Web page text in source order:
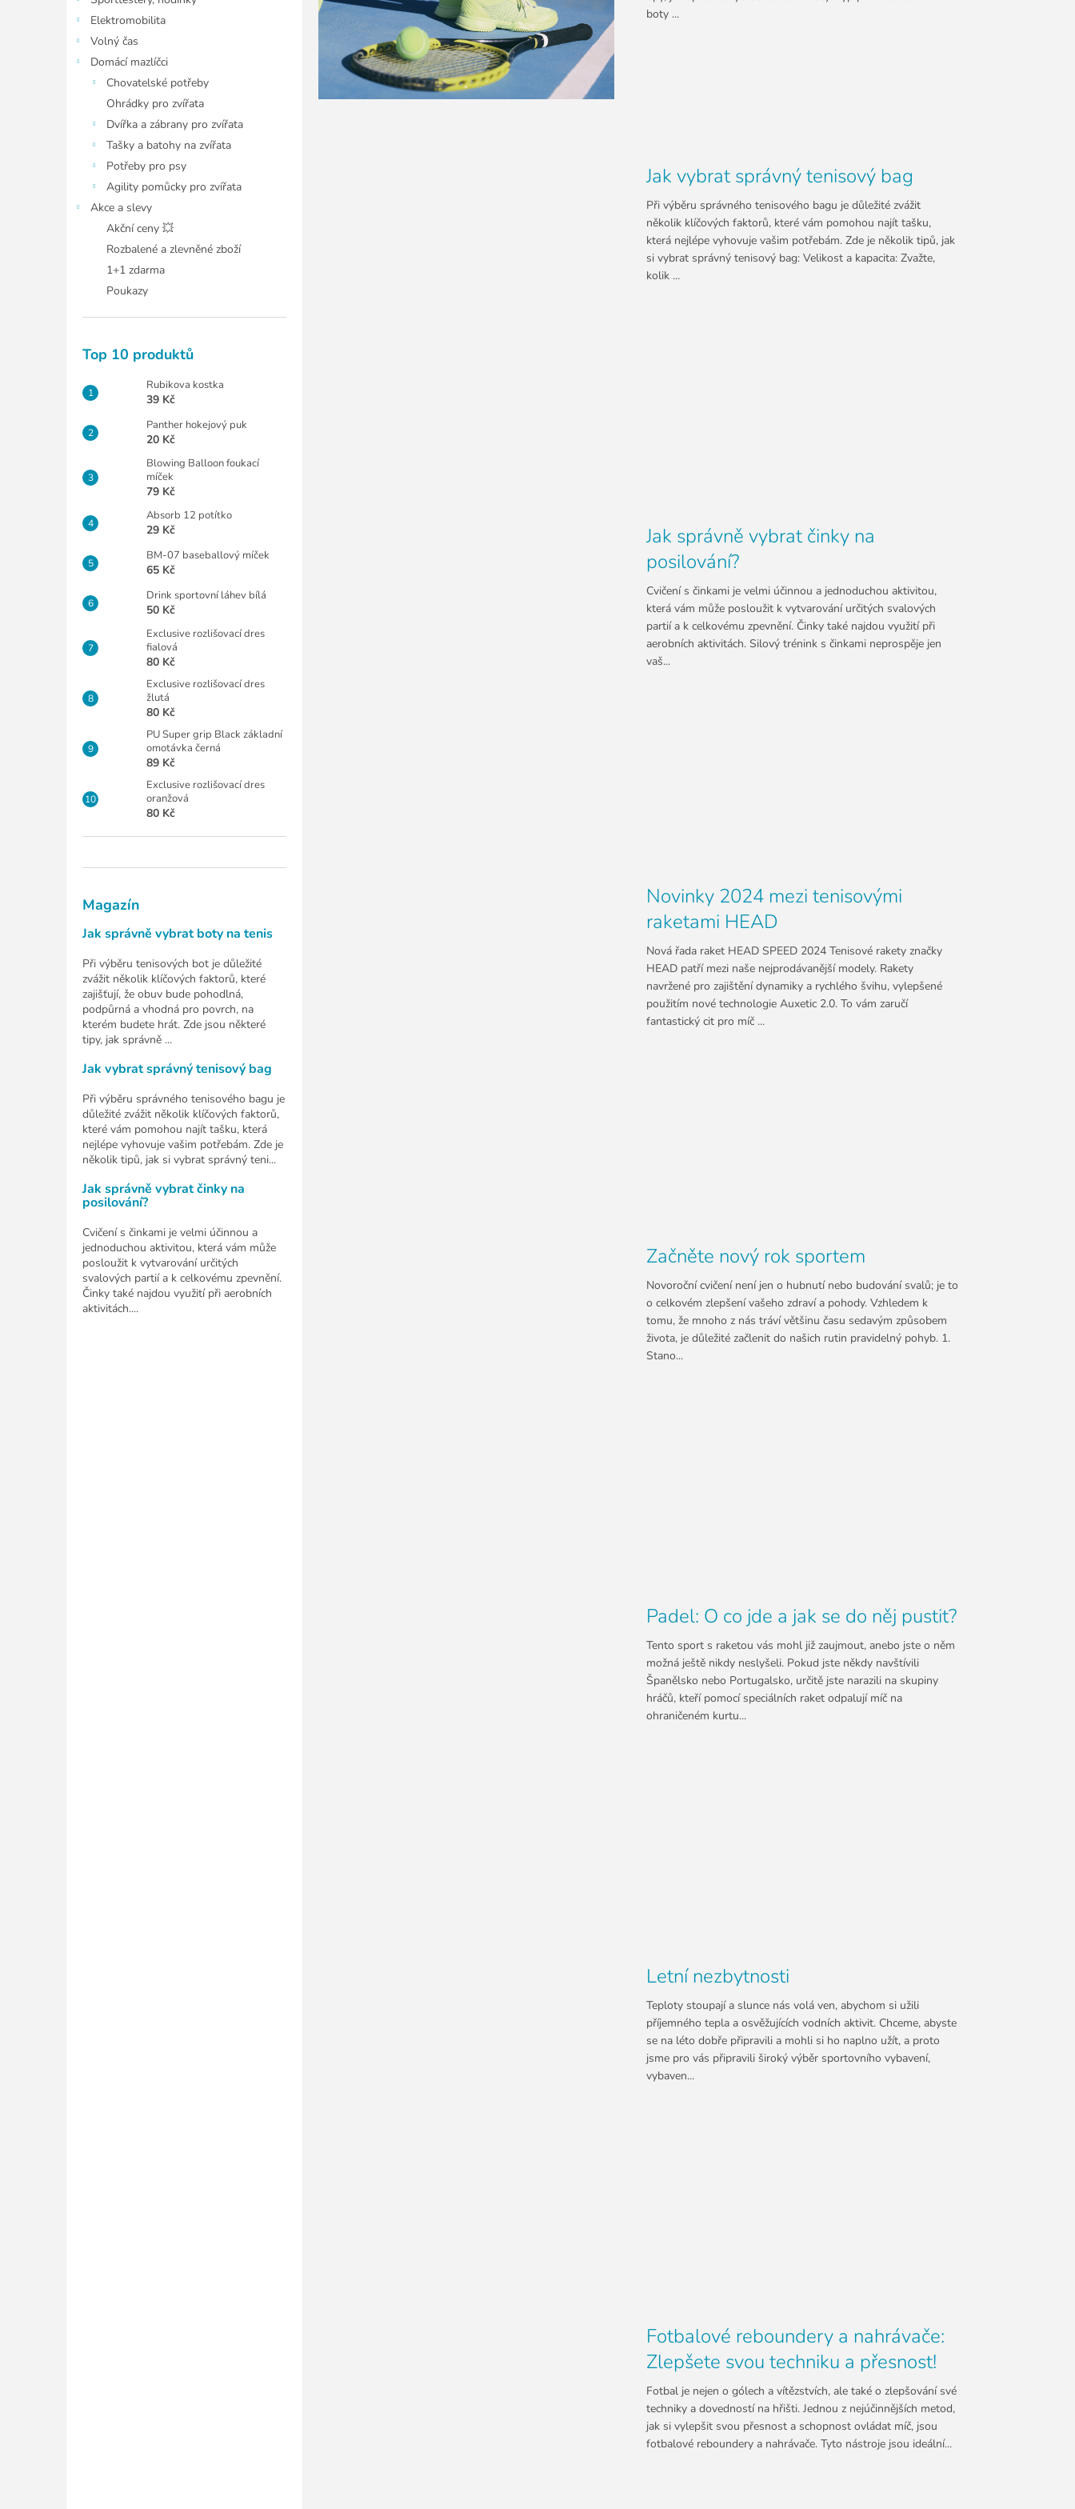
Elektromobilita
Volný čas
Domácí mazlíčci
Chovatelské potřeby
Ohrádky pro zvířata
Dvířka a zábrany pro zvířata
Tašky a batohy na zvířata
Potřeby pro psy
Agility pomůcky pro zvířata
Akce a slevy
Akční ceny 💥
Rozbalené a zlevněné zboží
1+1 zdarma
Poukazy
Top 10 produktů
Rubikova kostka
39 Kč
Panther hokejový puk
20 Kč
Blowing Balloon foukací
míček
79 Kč
Absorb 12 potítko
29 Kč
BM-07 baseballový míček
65 Kč
Drink sportovní láhev bílá
50 Kč
Exclusive rozlišovací dres
fialová
80 Kč
Exclusive rozlišovací dres
žlutá
80 Kč
PU Super grip Black základní
omotávka černá
89 Kč
Exclusive rozlišovací dres
oranžová
80 Kč
Magazín
Jak správně vybrat boty na tenis
Při výběru tenisových bot je důležité
zvážit několik klíčových faktorů, které
zajišťují, že obuv bude pohodlná,
podpůrná a vhodná pro povrch, na
kterém budete hrát. Zde jsou některé
tipy, jak správně ...
Jak vybrat správný tenisový bag
Při výběru správného tenisového bagu je
důležité zvážit několik klíčových faktorů,
které vám pomohou najít tašku, která
nejlépe vyhovuje vašim potřebám. Zde je
několik tipů, jak si vybrat správný teni...
Jak správně vybrat činky na
posilování?
Cvičení s činkami je velmi účinnou a
jednoduchou aktivitou, která vám může
posloužit k vytvarování určitých
svalových partií a k celkovému zpevnění.
Činky také najdou využití při aerobních
aktivitách....
l
á
boty ...
Jak vybrat správný tenisový bag
Při výběru správného tenisového bagu je důležité zvážit
několik klíčových faktorů, které vám pomohou najít tašku,
která nejlépe vyhovuje vašim potřebám. Zde je několik tipů, jak
si vybrat správný tenisový bag: Velikost a kapacita: Zvažte,
kolik ...
Jak správně vybrat činky na
posilování?
Cvičení s činkami je velmi účinnou a jednoduchou aktivitou,
která vám může posloužit k vytvarování určitých svalových
partií a k celkovému zpevnění. Činky také najdou využití při
aerobních aktivitách. Silový trénink s činkami neprospěje jen
vaš...
Novinky 2024 mezi tenisovými
raketami HEAD
Nová řada raket HEAD SPEED 2024 Tenisové rakety značky
HEAD patří mezi naše nejprodávanější modely. Rakety
navržené pro zajištění dynamiky a rychlého švihu, vylepšené
použitím nové technologie Auxetic 2.0. To vám zaručí
fantastický cit pro míč ...
Začněte nový rok sportem
Novoroční cvičení není jen o hubnutí nebo budování svalů; je to
o celkovém zlepšení vašeho zdraví a pohody. Vzhledem k
tomu, že mnoho z nás tráví většinu času sedavým způsobem
života, je důležité začlenit do našich rutin pravidelný pohyb. 1.
Stano...
Padel: O co jde a jak se do něj pustit?
Tento sport s raketou vás mohl již zaujmout, anebo jste o něm
možná ještě nikdy neslyšeli. Pokud jste někdy navštívili
Španělsko nebo Portugalsko, určitě jste narazili na skupiny
hráčů, kteří pomocí speciálních raket odpalují míč na
ohraničeném kurtu...
Letní nezbytnosti
Teploty stoupají a slunce nás volá ven, abychom si užili
příjemného tepla a osvěžujících vodních aktivit. Chceme, abyste
se na léto dobře připravili a mohli si ho naplno užít, a proto
jsme pro vás připravili široký výběr sportovního vybavení,
vybaven...
Fotbalové reboundery a nahrávače:
Zlepšete svou techniku a přesnost!
Fotbal je nejen o gólech a vítězstvích, ale také o zlepšování své
techniky a dovedností na hřišti. Jednou z nejúčinnějších metod,
jak si vylepšit svou přesnost a schopnost ovládat míč, jsou
fotbalové reboundery a nahrávače. Tyto nástroje jsou ideální...